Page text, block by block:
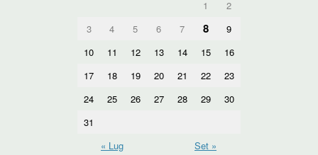
1
2
3
4 5 6 7 8
9
10
11 12 13 14 15
16
17
18 19 20 21 22
23
24
25 26 27 28 29
30
31
« Lug
Set »